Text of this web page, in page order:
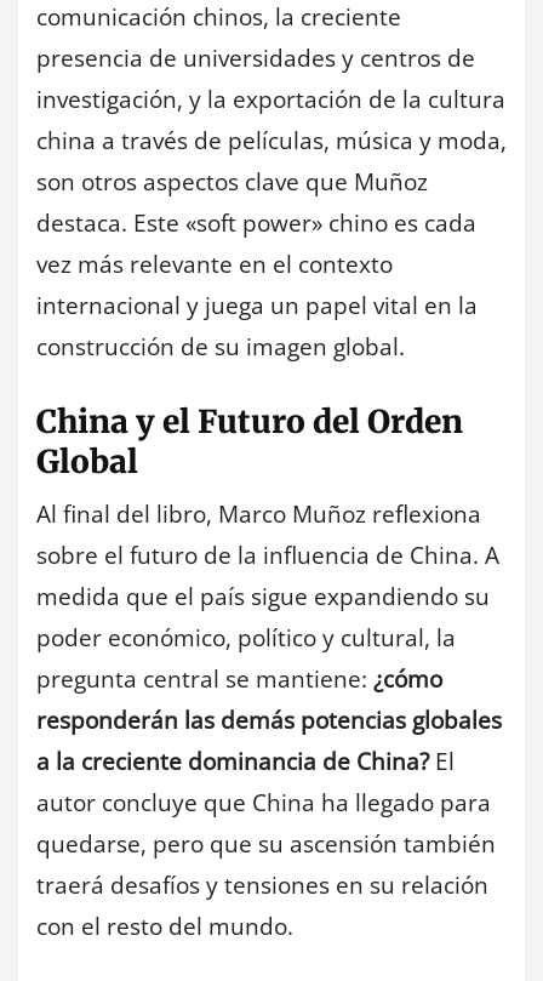
comunicación chinos, la creciente
presencia de universidades y centros de
investigación, y la exportación de la cultura
china a través de películas, música y moda,
son otros aspectos clave que Muñoz
destaca. Este «soft power» chino es cada
vez más relevante en el contexto
internacional y juega un papel vital en la
construcción de su imagen global.
China y el Futuro del Orden
Global
Al final del libro, Marco Muñoz reflexiona
sobre el futuro de la influencia de China. A
medida que el país sigue expandiendo su
poder económico, político y cultural, la
pregunta central se mantiene: ¿cómo
responderán las demás potencias globales
a la creciente dominancia de China?El
autor concluye que China ha llegado para
quedarse, pero que su ascensión también
traerá desafíos y tensiones en su relación
con el resto del mundo.